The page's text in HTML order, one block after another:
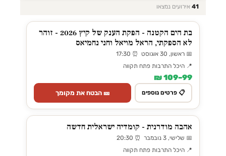
41 אירועים נמצאו
בת הים הקטנה - הפקת הענק של קיץ 2026 - זוהר
לא הספקתי, הראל מויאל וחני נחמיאס
📅 ראשון, 30 אוגוסט ⏰ 17:30
📍 היכל התרבות פתח תקווה
99–109 ₪
📋 פרטים נוספים 🎫 הבטח את מקומך
אהבה מודרנית - קומדיה ישראלית חדשה
📅 שלישי, 3 נובמבר ⏰ 20:30
📍 היכל התרבות פתח תקווה